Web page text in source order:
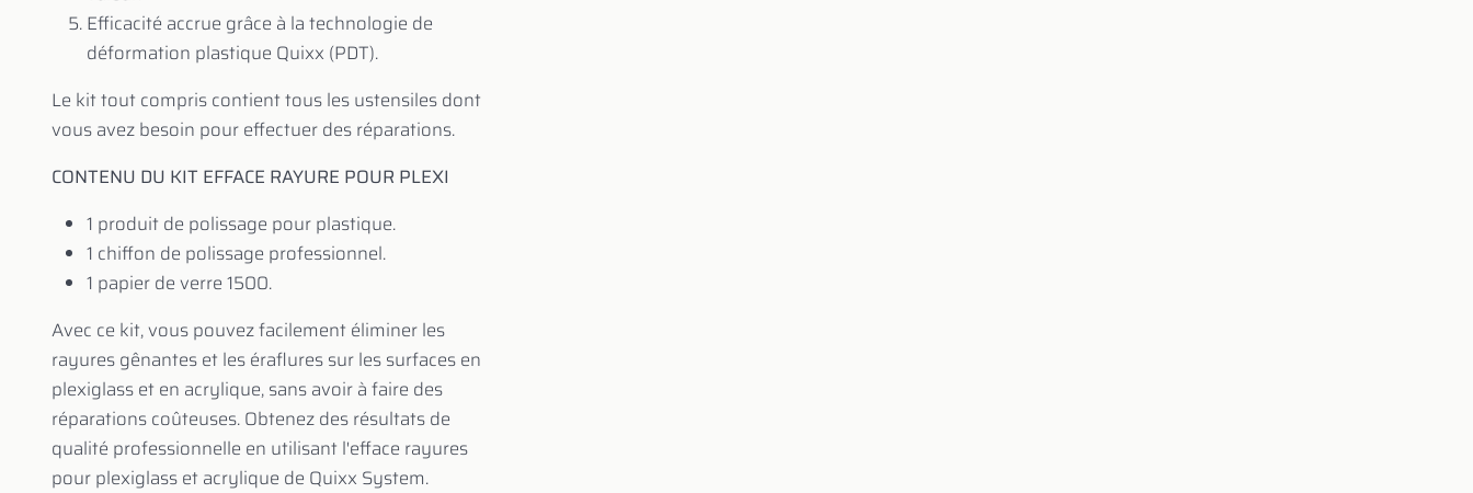
Efficacité accrue grâce à la technologie de
déformation plastique Quixx (PDT).
Le kit tout compris contient tous les ustensiles dont
vous avez besoin pour effectuer des réparations.
CONTENU DU KIT EFFACE RAYURE POUR PLEXI
1 produit de polissage pour plastique.
1 chiffon de polissage professionnel.
1 papier de verre 1500.
Avec ce kit, vous pouvez facilement éliminer les
rayures gênantes et les éraflures sur les surfaces en
plexiglass et en acrylique, sans avoir à faire des
réparations coûteuses. Obtenez des résultats de
qualité professionnelle en utilisant l'efface rayures
pour plexiglass et acrylique de Quixx System.